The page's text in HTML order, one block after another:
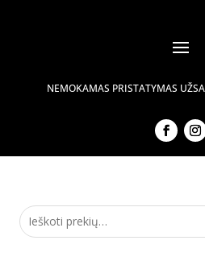
NEMOKAMAS PRISTATYMAS